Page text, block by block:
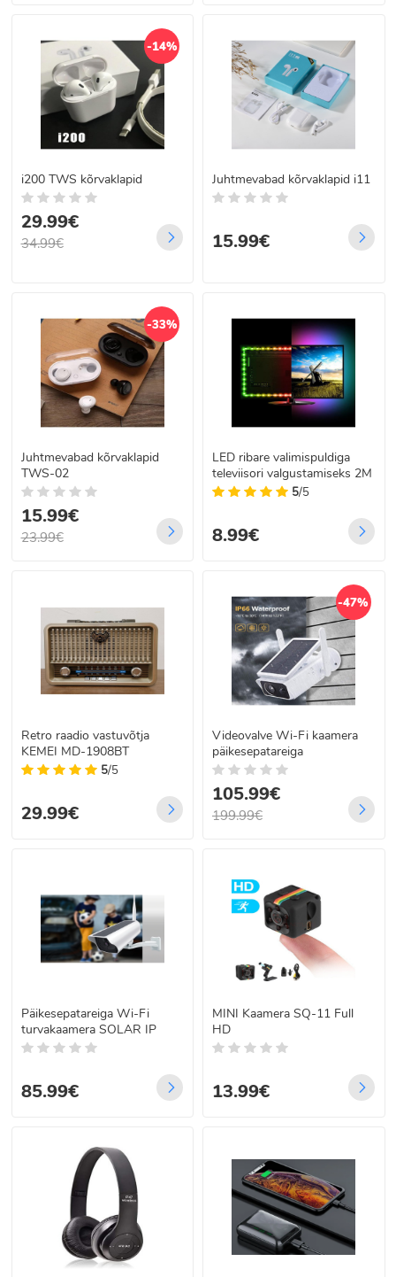
-14%
i200 TWS kõrvaklapid
29.99€
34.99€
Juhtmevabad kõrvaklapid i11
15.99€
-33%
Juhtmevabad kõrvaklapid
TWS-02
15.99€
23.99€
LED ribare valimispuldiga
televiisori valgustamiseks 2M
5/5
8.99€
Retro raadio vastuvõtja
KEMEI MD-1908BT
5/5
29.99€
-47%
Videovalve Wi-Fi kaamera
päikesepatareiga
105.99€
199.99€
Päikesepatareiga Wi-Fi
turvakaamera SOLAR IP
85.99€
MINI Kaamera SQ-11 Full
HD
13.99€